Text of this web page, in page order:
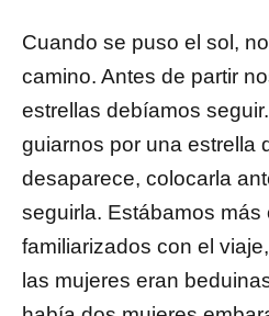
Cuando se puso el sol,
camino. Antes de partir
estrellas debíamos
guiarnos por una estrella
desaparece, colocarla
seguirla. Estábamos más
familiarizados con el
las mujeres eran